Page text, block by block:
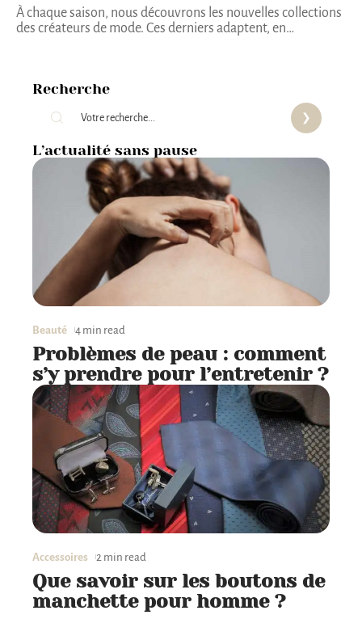
À chaque saison, nous découvrons les nouvelles collections
des créateurs de mode. Ces derniers adaptent, en…
Recherche
L’actualité sans pause
Beauté 4 min read
Problèmes de peau : comment
s’y prendre pour l’entretenir ?
Accessoires 2 min read
Que savoir sur les boutons de
manchette pour homme ?